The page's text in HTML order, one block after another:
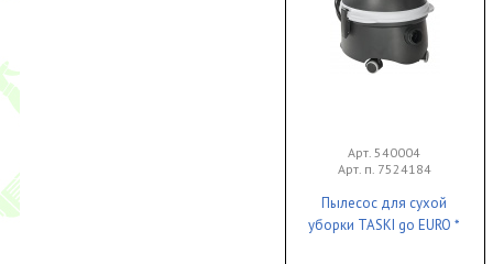
Арт. 540004
Арт. п. 7524184
Пылесос для сухой
уборки TASKI go EURO *